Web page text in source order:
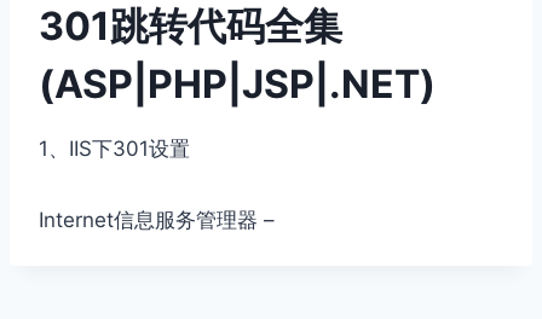
301跳转代码全集
(ASP|PHP|JSP|.NET)
1、IIS下301设置
Internet信息服务管理器 –